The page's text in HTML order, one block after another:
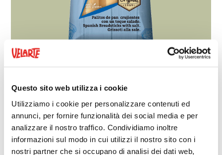
Questo sito web utilizza i cookie
Utilizziamo i cookie per personalizzare contenuti ed
annunci, per fornire funzionalità dei social media e per
analizzare il nostro traffico. Condividiamo inoltre
informazioni sul modo in cui utilizzi il nostro sito con i
nostri partner che si occupano di analisi dei dati web,
Bastoncini
I classici che non deludono mai. I Bastoncini
Velarte sono rotondi, croccanti e disponibili in
diverse dimensioni e gusti. Lunghi o corti, sono
ideali per uno spuntino tra i pasti, da portare con